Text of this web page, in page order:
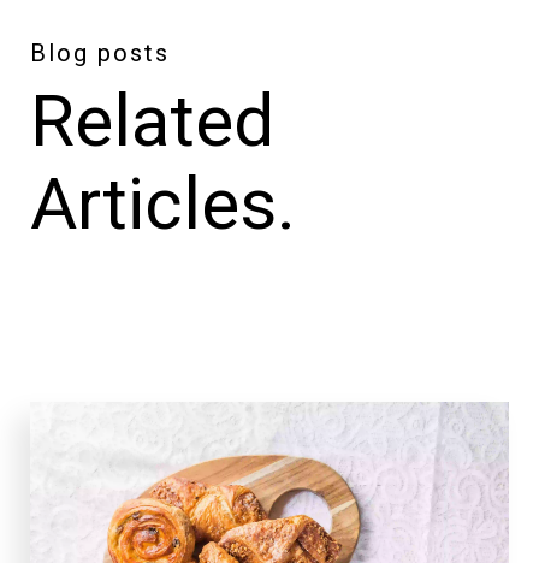
Blog posts
Related
Articles.